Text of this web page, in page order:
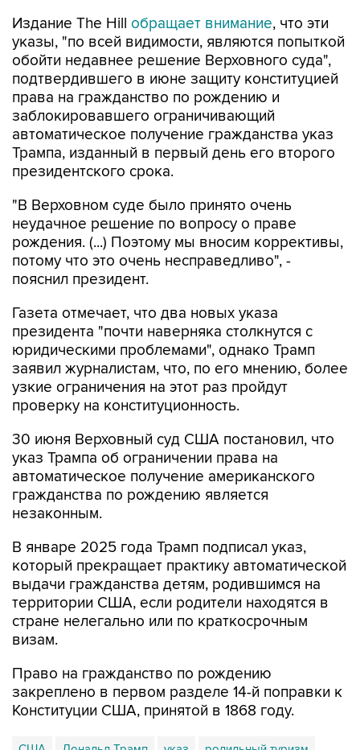
Издание The Hill обращает внимание, что эти
указы, "по всей видимости, являются попыткой
обойти недавнее решение Верховного суда",
подтвердившего в июне защиту конституцией
права на гражданство по рождению и
заблокировавшего ограничивающий
автоматическое получение гражданства указ
Трампа, изданный в первый день его второго
президентского срока.
"В Верховном суде было принято очень
неудачное решение по вопросу о праве
рождения. (...) Поэтому мы вносим коррективы,
потому что это очень несправедливо", -
пояснил президент.
Газета отмечает, что два новых указа
президента "почти наверняка столкнутся с
юридическими проблемами", однако Трамп
заявил журналистам, что, по его мнению, более
узкие ограничения на этот раз пройдут
проверку на конституционность.
30 июня Верховный суд США постановил, что
указ Трампа об ограничении права на
автоматическое получение американского
гражданства по рождению является
незаконным.
В январе 2025 года Трамп подписал указ,
который прекращает практику автоматической
выдачи гражданства детям, родившимся на
территории США, если родители находятся в
стране нелегально или по краткосрочным
визам.
Право на гражданство по рождению
закреплено в первом разделе 14-й поправки к
Конституции США, принятой в 1868 году.